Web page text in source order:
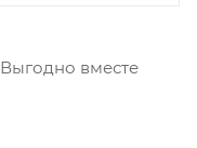
Выгодно вместе